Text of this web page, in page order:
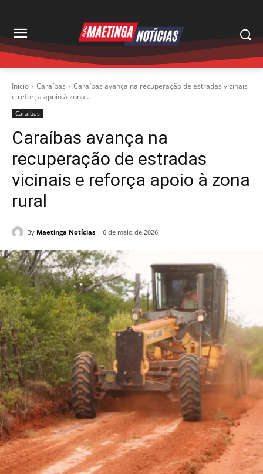
Início Caraíbas
Caraíbas avança na recuperação de estradas vicinais
e reforça apoio à zona...
Caraíbas
Caraíbas avança na
recuperação de estradas
vicinais e reforça apoio à zona
rural
By Maetinga Notícias 6 de maio de 2026